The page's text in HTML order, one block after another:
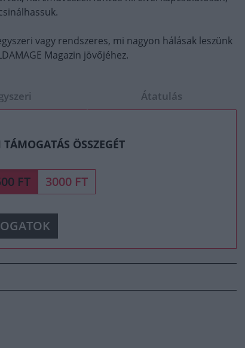
vagy rendszeres, mi nagyon hálásak leszünk
Magazin jövőjéhez.
Átatulás
ÖSSZEGÉT
FT 3000 FT